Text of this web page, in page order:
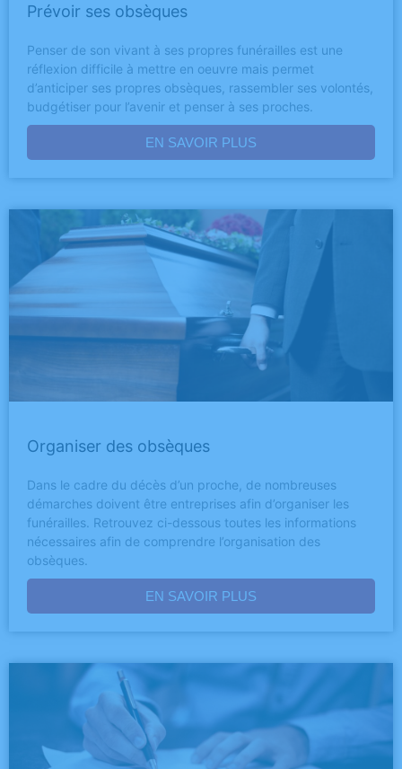
Prévoir ses obsèques
Penser de son vivant à ses propres funérailles est une
réflexion difficile à mettre en oeuvre mais permet
d’anticiper ses propres obsèques, rassembler ses volontés,
budgétiser pour l’avenir et penser à ses proches.
EN SAVOIR PLUS
Organiser des obsèques
Dans le cadre du décès d’un proche, de nombreuses
démarches doivent être entreprises afin d’organiser les
funérailles. Retrouvez ci-dessous toutes les informations
nécessaires afin de comprendre l’organisation des
obsèques.
EN SAVOIR PLUS